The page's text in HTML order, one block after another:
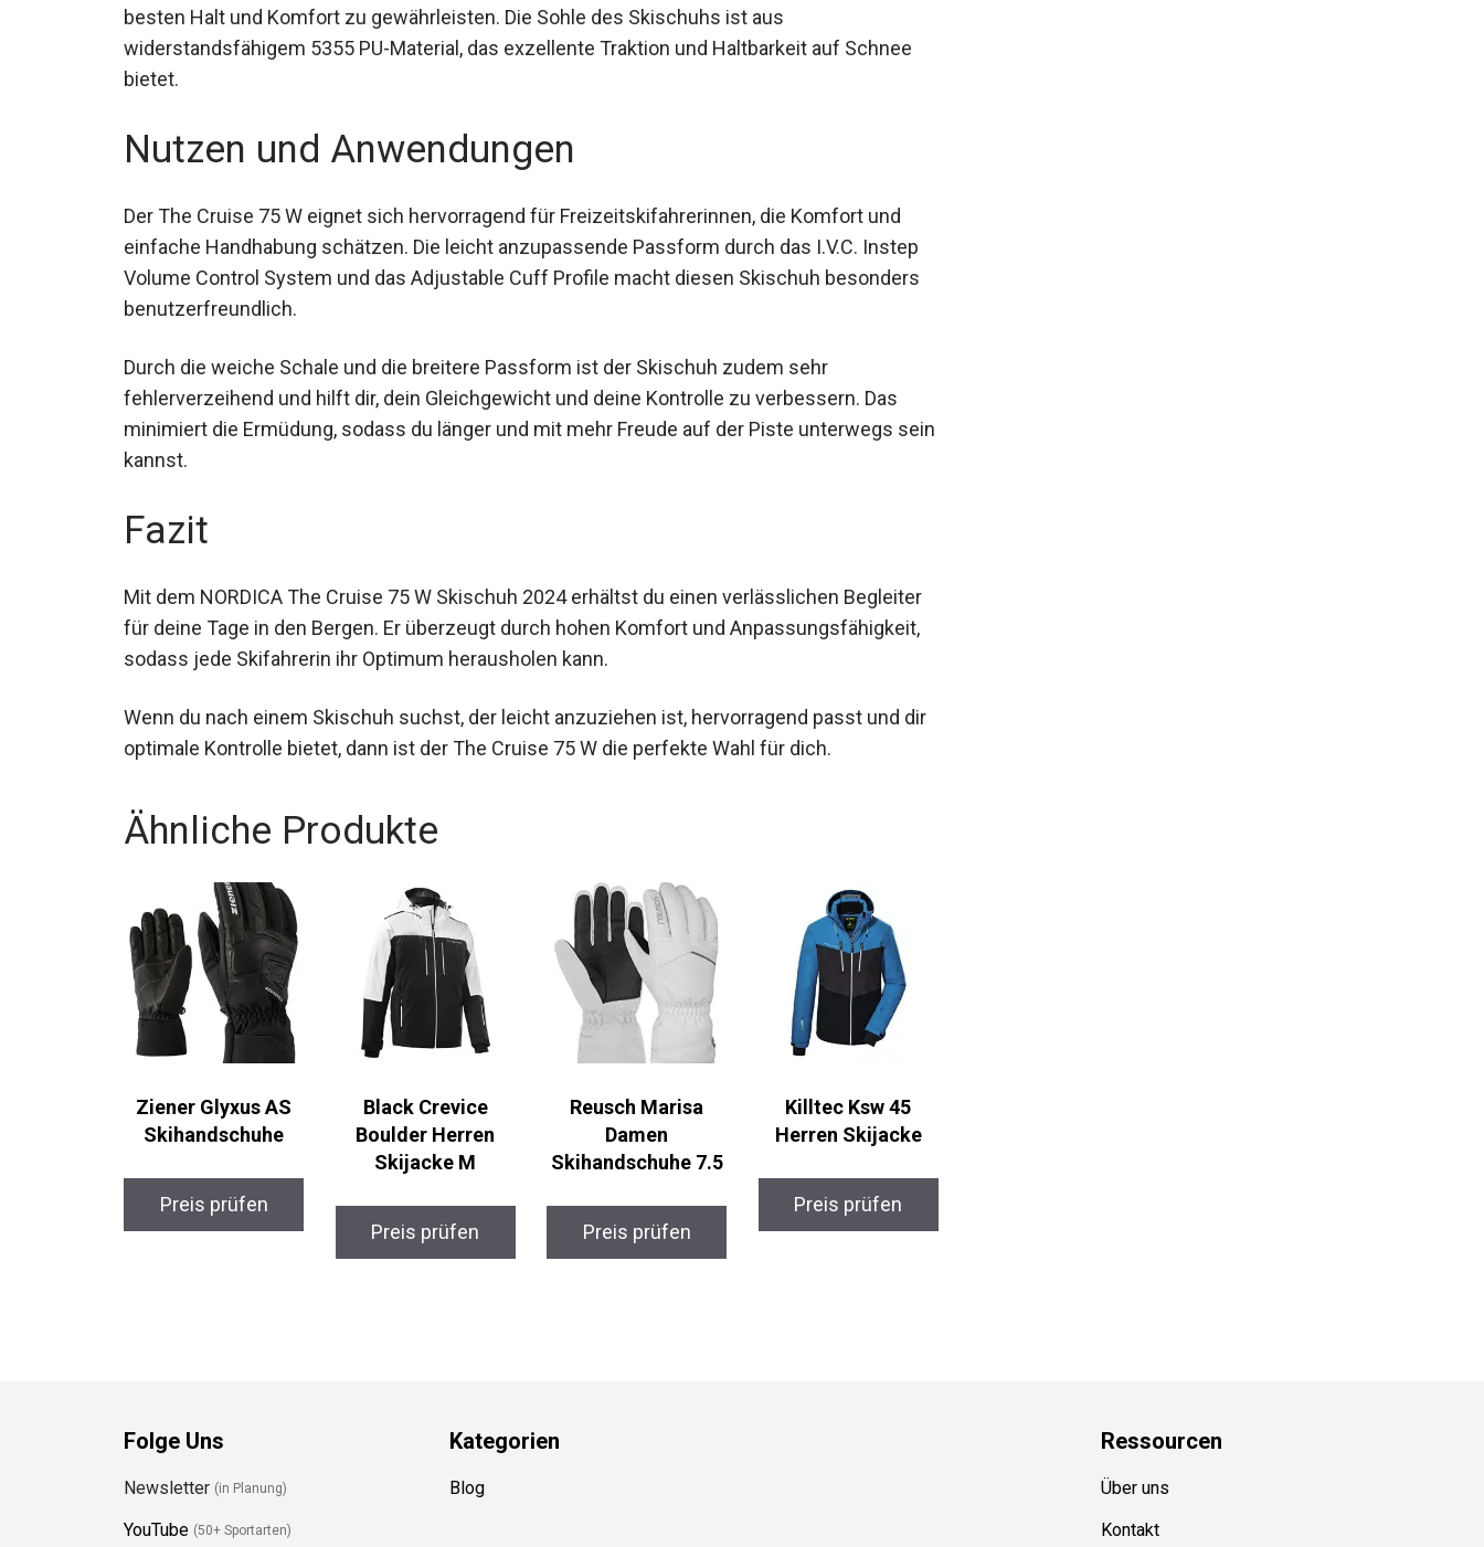
Die Schnallen sind aus Micro ALU gefertigt und ermöglichen eine feine Anpassung, um
besten Halt und Komfort zu gewährleisten. Die Sohle des Skischuhs ist aus
widerstandsfähigem 5355 PU-Material, das exzellente Traktion und Haltbarkeit auf Schnee
Nutzen und Anwendungen
Der The Cruise 75 W eignet sich hervorragend für Freizeitskifahrerinnen, die Komfort und
einfache Handhabung schätzen. Die leicht anzupassende Passform durch das I.V.C. Instep
Volume Control System und das Adjustable Cuff Profile macht diesen Skischuh besonders
Durch die weiche Schale und die breitere Passform ist der Skischuh zudem sehr
fehlerverzeihend und hilft dir, dein Gleichgewicht und deine Kontrolle zu verbessern. Das
minimiert die Ermüdung, sodass du länger und mit mehr Freude auf der Piste unterwegs
Mit dem NORDICA The Cruise 75 W Skischuh 2024 erhältst du einen verlässlichen Begleiter
für deine Tage in den Bergen. Er überzeugt durch hohen Komfort und Anpassungsfähigkeit,
Wenn du nach einem Skischuh suchst, der leicht anzuziehen ist, hervorragend passt und dir
Ziener Glyxus AS
Preis prüfen
Black Crevice
Boulder Herren
Preis prüfen
Reusch Marisa
Damen
Preis prüfen
Killtec Ksw 45
Preis prüfen